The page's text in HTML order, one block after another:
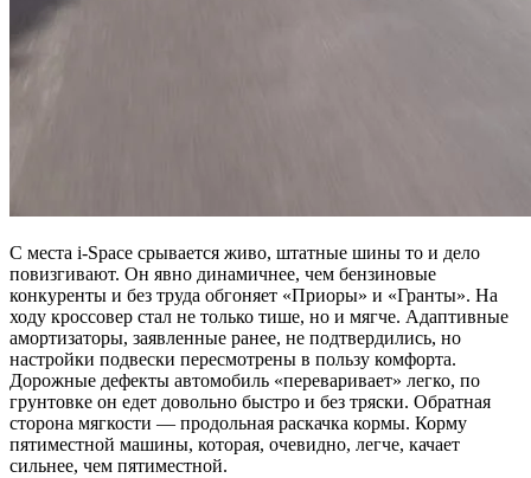
С места i-Space срывается живо, штатные шины то и дело
повизгивают. Он явно динамичнее, чем бензиновые
конкуренты и без труда обгоняет «Приоры» и «Гранты». На
ходу кроссовер стал не только тише, но и мягче. Адаптивные
амортизаторы, заявленные ранее, не подтвердились, но
настройки подвески пересмотрены в пользу комфорта.
Дорожные дефекты автомобиль «переваривает» легко, по
грунтовке он едет довольно быстро и без тряски. Обратная
сторона мягкости — продольная раскачка кормы. Корму
пятиместной машины, которая, очевидно, легче, качает
сильнее, чем пятиместной.